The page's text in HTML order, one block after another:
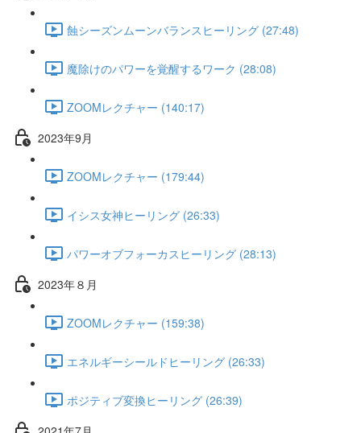
蝕シーズンムーンバランスヒーリング (27:48)
魔除けのパワーを覚醒するワーク (28:08)
ZOOMレクチャー (140:17)
2023年9月
ZOOMレクチャー (179:44)
イシス女神ヒーリング (26:33)
パワーオブフォーカスヒーリング (28:13)
2023年８月
ZOOMレクチャー (159:38)
エネルギーシールドヒーリング (26:33)
ポジティブ変換ヒーリング (26:39)